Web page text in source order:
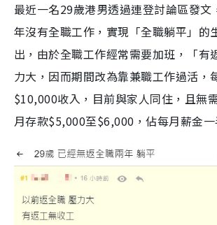
最近一名29歲港男透過連登討論區發文
年沒有全職工作，實現「全職躺平」的
出，由於全職工作經常需要加班，「有
力大，因而期間改為靠兼職工作過活，
$10,000收入，目前與家人同住，且無
月存款$5,000至$6,000，佔每月薪金一